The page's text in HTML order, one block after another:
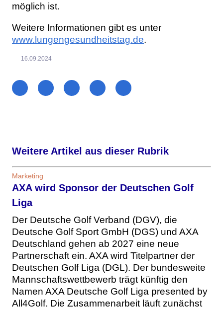
möglich ist.
Weitere Informationen gibt es unter
www.lungengesundheitstag.de.
16.09.2024
Weitere Artikel aus dieser Rubrik
Marketing
AXA wird Sponsor der Deutschen Golf
Liga
Der Deutsche Golf Verband (DGV), die
Deutsche Golf Sport GmbH (DGS) und AXA
Deutschland gehen ab 2027 eine neue
Partnerschaft ein. AXA wird Titelpartner der
Deutschen Golf Liga (DGL). Der bundesweite
Mannschaftswettbewerb trägt künftig den
Namen AXA Deutsche Golf Liga presented by
All4Golf. Die Zusammenarbeit läuft zunächst